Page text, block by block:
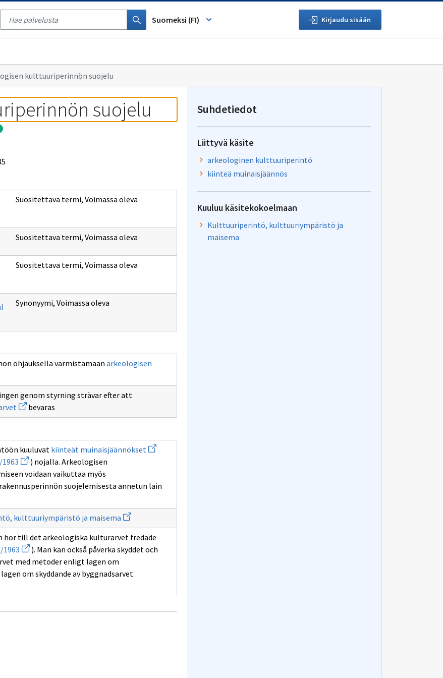
Tyhjennä
haku
Suomeksi (FI) Kirjaudu sisään
kulttuuriperinnön suojelu
suojelu
Suositettava termi, Voimassa oleva
Suositettava termi, Voimassa oleva
Suositettava termi, Voimassa oleva
Synonyymi, Voimassa oleva
ohjauksella varmistamaanarkeologisen
genom styrning strävar efter att
Avaa
uuden
ikkunan
arkeologiska
kulturarvet
bevaras
kuuluvatkiinteät muinaisjäännökset Avaa
uuden
muinaisjäännökset
1963 Avaa
uuden
ikkunan
sivulle
295/1963
) nojalla. Arkeologisen
voidaan vaikuttaa myös
suojelemisesta annetun lain
kulttuuriympäristö ja maisema Avaa
uuden
ikkunan
sivulle
Kulttuuriperintö,
kulttuuriympäristö
maisema
hör till det arkeologiska kulturarvet fredade
1963 Avaa
uuden
ikkunan
sivulle
295/1963
). Man kan också påverka skyddet och
med metoder enligt lagen om
lagen om skyddande av byggnadsarvet
Suhdetiedot
Liittyvä käsite
arkeologinen kulttuuriperintö
kiinteä muinaisjäännös
Kuuluu käsitekokoelmaan
Kulttuuriperintö, kulttuuriympäristö ja
maisema